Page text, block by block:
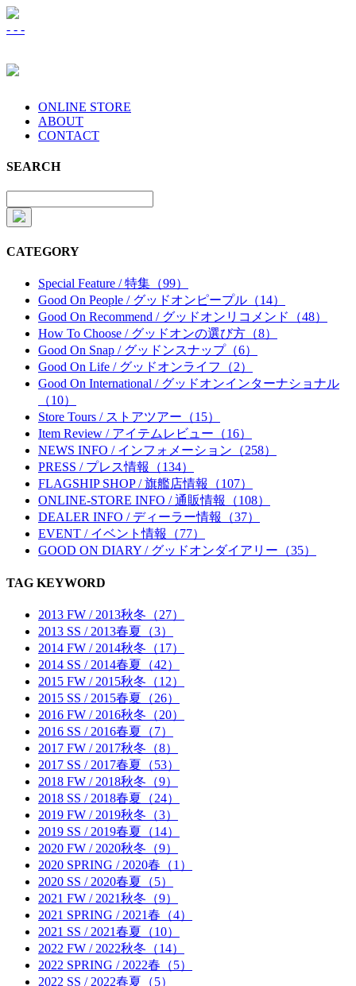
- - -
ONLINE STORE
ABOUT
CONTACT
SEARCH
CATEGORY
Special Feature / 特集（99）
Good On People / グッドオンピープル（14）
Good On Recommend / グッドオンリコメンド（48）
How To Choose / グッドオンの選び方（8）
Good On Snap / グッドンスナップ（6）
Good On Life / グッドオンライフ（2）
Good On International / グッドオンインターナショナル
（10）
Store Tours / ストアツアー（15）
Item Review / アイテムレビュー（16）
NEWS INFO / インフォメーション（258）
PRESS / プレス情報（134）
FLAGSHIP SHOP / 旗艦店情報（107）
ONLINE-STORE INFO / 通販情報（108）
DEALER INFO / ディーラー情報（37）
EVENT / イベント情報（77）
GOOD ON DIARY / グッドオンダイアリー（35）
TAG KEYWORD
2013 FW / 2013秋冬（27）
2013 SS / 2013春夏（3）
2014 FW / 2014秋冬（17）
2014 SS / 2014春夏（42）
2015 FW / 2015秋冬（12）
2015 SS / 2015春夏（26）
2016 FW / 2016秋冬（20）
2016 SS / 2016春夏（7）
2017 FW / 2017秋冬（8）
2017 SS / 2017春夏（53）
2018 FW / 2018秋冬（9）
2018 SS / 2018春夏（24）
2019 FW / 2019秋冬（3）
2019 SS / 2019春夏（14）
2020 FW / 2020秋冬（9）
2020 SPRING / 2020春（1）
2020 SS / 2020春夏（5）
2021 FW / 2021秋冬（9）
2021 SPRING / 2021春（4）
2021 SS / 2021春夏（10）
2022 FW / 2022秋冬（14）
2022 SPRING / 2022春（5）
2022 SS / 2022春夏（5）